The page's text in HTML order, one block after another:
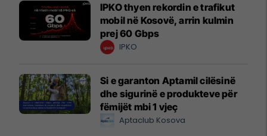
IPKO thyen rekordin e trafikut
mobil në Kosovë, arrin kulmin
prej 60 Gbps
IPKO
Si e garanton Aptamil cilësinë
dhe sigurinë e produkteve për
fëmijët mbi 1 vjeç
Aptaclub Kosova